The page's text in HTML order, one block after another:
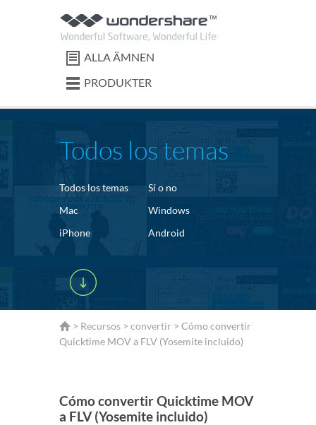
ALLA ÄMNEN
PRODUKTER
Todos los temas
Todos los temas
Sí o no
Mac
Windows
iPhone
Android
> Recursos > convertir > Cómo convertir
Quicktime MOV a FLV (Yosemite incluido)
Cómo convertir Quicktime MOV
a FLV (Yosemite incluido)